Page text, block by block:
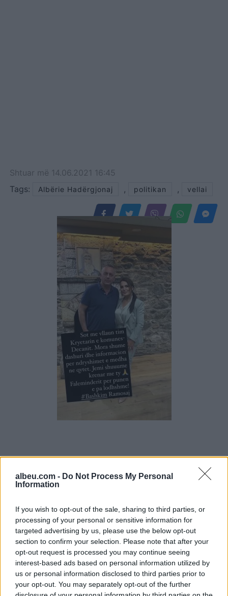
albeu.com - Do Not Process My Personal
Information
If you wish to opt-out of the sale, sharing to third parties, or
processing of your personal or sensitive information for
targeted advertising by us, please use the below opt-out
section to confirm your selection. Please note that after your
opt-out request is processed you may continue seeing
interest-based ads based on personal information utilized by
us or personal information disclosed to third parties prior to
your opt-out. You may separately opt-out of the further
Shtuar më 14.06.2021 16:45
Tags:
Albërie Hadërgjonaj , politikan , vellai
Video/ “Verë dhe
Portokalle” ndez Kavajën,
humor e muzikë në
shëtitoren e qytetit
Dokumentet e reja
zbardhin orët e fundit të
Liam Payne: Ish-anëtari i
One Direction kërkoi 5
gramë kokainë